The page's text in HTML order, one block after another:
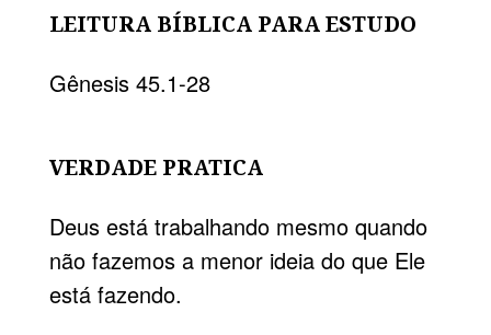
LEITURA BÍBLICA PARA ESTUDO
Gênesis 45.1-28
VERDADE PRATICA
Deus está trabalhando mesmo quando
não fazemos a menor ideia do que Ele
está fazendo.